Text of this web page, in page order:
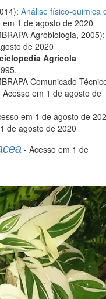
Análise físico-quimica
em 1 de agosto de 2020
Agrobiologia, 2005):
de 2020
Agrícola
Comunicado
Acesso em 1 de agosto de
em 1 de agosto de
de agosto de 2020
- Acesso em 1 de